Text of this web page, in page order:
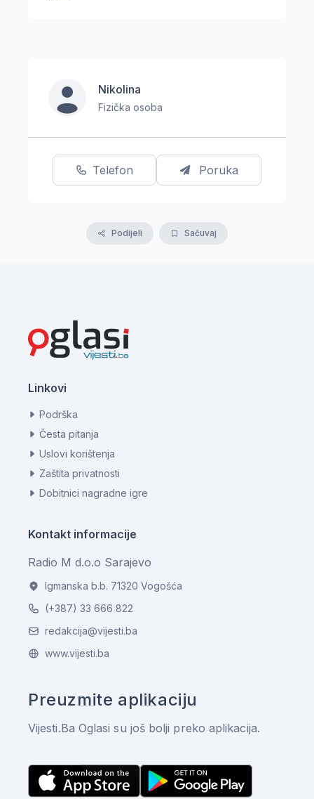
Nikolina
Fizička osoba
Telefon Poruka
Podijeli Sačuvaj
Linkovi
Podrška
Česta pitanja
Uslovi korištenja
Zaštita privatnosti
Dobitnici nagradne igre
Kontakt informacije
Radio M d.o.o Sarajevo
Igmanska b.b. 71320 Vogošća
(+387) 33 666 822
redakcija@vijesti.ba
www.vijesti.ba
Preuzmite aplikaciju
Vijesti.Ba Oglasi su još bolji preko aplikacija.